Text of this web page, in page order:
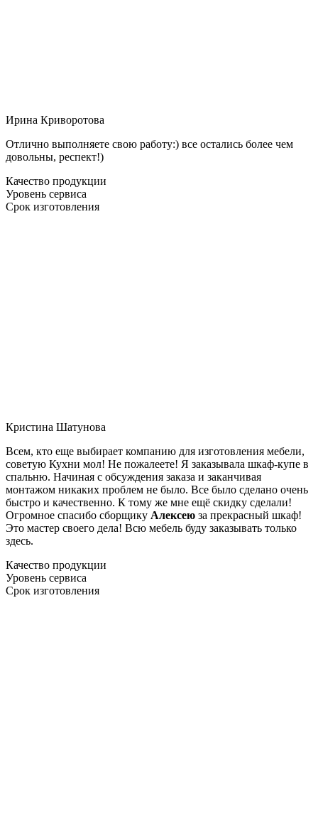
Ирина Криворотова
Отлично выполняете свою работу:) все остались более чем
довольны, респект!)
Качество продукции
Уровень сервиса
Срок изготовления
Кристина Шатунова
Всем, кто еще выбирает компанию для изготовления мебели,
советую Кухни мол! Не пожалеете! Я заказывала шкаф-купе в
спальню. Начиная с обсуждения заказа и заканчивая
монтажом никаких проблем не было. Все было сделано очень
быстро и качественно. К тому же мне ещё скидку сделали!
Огромное спасибо сборщику Алексею за прекрасный шкаф!
Это мастер своего дела! Всю мебель буду заказывать только
здесь.
Качество продукции
Уровень сервиса
Срок изготовления